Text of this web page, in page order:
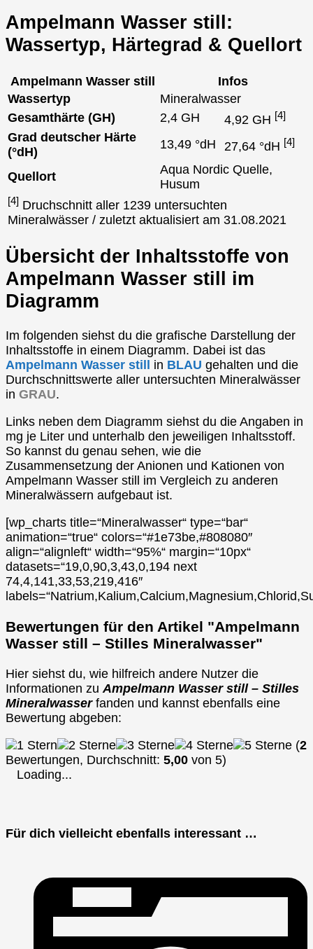
Ampelmann Wasser still:
Wassertyp, Härtegrad & Quellort
Ampelmann Wasser still
Infos
Wassertyp
Mineralwasser
Gesamthärte (GH)
2,4 GH 4,92 GH [4]
Grad deutscher Härte
(°dH)
13,49 °dH 27,64 °dH [4]
Quellort
Aqua Nordic Quelle,
Husum
[4] Druchschnitt aller 1239 untersuchten
Mineralwässer / zuletzt aktualisiert am 31.08.2021
Übersicht der Inhaltsstoffe von
Ampelmann Wasser still im
Diagramm
Im folgenden siehst du die grafische Darstellung der
Inhaltsstoffe in einem Diagramm. Dabei ist das
Ampelmann Wasser still in BLAU gehalten und die
Durchschnittswerte aller untersuchten Mineralwässer
in GRAU.
Links neben dem Diagramm siehst du die Angaben in
mg je Liter und unterhalb den jeweiligen Inhaltsstoff.
So kannst du genau sehen, wie die
Zusammensetzung der Anionen und Kationen von
Ampelmann Wasser still im Vergleich zu anderen
Mineralwässern aufgebaut ist.
[wp_charts title=“Mineralwasser“ type=“bar“
animation=“true“ colors=“#1e73be,#808080″
align=“alignleft“ width=“95%“ margin=“10px“
datasets=“19,0,90,3,43,0,194 next
74,4,141,33,53,219,416″
Bewertungen für den Artikel "Ampelmann
Wasser still – Stilles Mineralwasser"
Hier siehst du, wie hilfreich andere Nutzer die
Informationen zuAmpelmann Wasser still – Stilles
Mineralwasserfanden und kannst ebenfalls eine
Bewertung abgeben:
(2
Bewertungen, Durchschnitt: 5,00 von 5)
Loading...
Für dich vielleicht ebenfalls interessant …